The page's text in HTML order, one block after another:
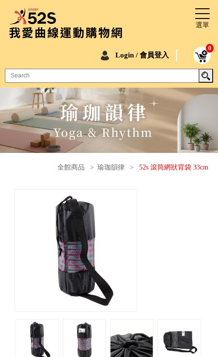
Login / 會員登入
0
全館商品 > 瑜珈韻律 > 52s 滾筒網狀背袋 33cm